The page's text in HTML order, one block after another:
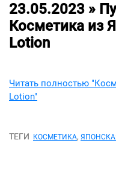
23.05.2023 »
Косметика из
Lotion
Читать полностью
Lotion"
ТЕГИ КОСМЕТИКА,